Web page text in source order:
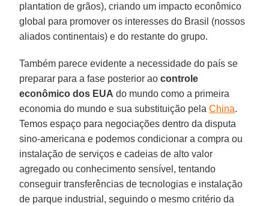
plantation de grãos), criando um impacto econômico
global para promover os interesses do Brasil (nossos
aliados continentais) e do restante do grupo.
Também parece evidente a necessidade do país se
preparar para a fase posterior aocontrole
econômico dos EUA do mundo como a primeira
economia do mundo e sua substituição pelaChina.
Temos espaço para negociações dentro da disputa
sino-americana e podemos condicionar a compra ou
instalação de serviços e cadeias de alto valor
agregado ou conhecimento sensível, tentando
conseguir transferências de tecnologias e instalação
de parque industrial, seguindo o mesmo critério da